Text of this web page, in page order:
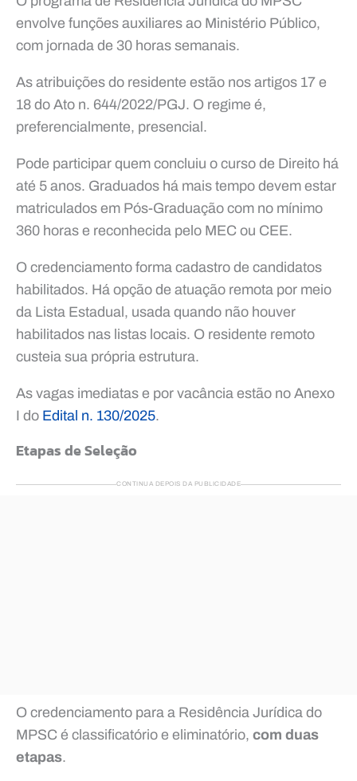
envolve funções auxiliares ao Ministério Público,
com jornada de 30 horas semanais.
As atribuições do residente estão nos artigos 17 e
18 do Ato n. 644/2022/PGJ. O regime é,
preferencialmente, presencial.
Pode participar quem concluiu o curso de Direito há
até 5 anos. Graduados há mais tempo devem estar
matriculados em Pós-Graduação com no mínimo
360 horas e reconhecida pelo MEC ou CEE.
O credenciamento forma cadastro de candidatos
habilitados. Há opção de atuação remota por meio
da Lista Estadual, usada quando não houver
habilitados nas listas locais. O residente remoto
custeia sua própria estrutura.
As vagas imediatas e por vacância estão no Anexo
I do Edital n. 130/2025.
Etapas de Seleção
CONTINUA DEPOIS DA PUBLICIDADE
O credenciamento para a Residência Jurídica do
MPSC é classificatório e eliminatório, com duas
etapas.